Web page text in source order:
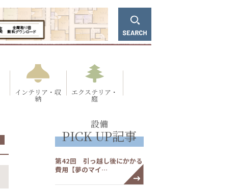
インテリア・収
納
エクステリア・
庭
設備
PICK UP記事
第42回 引っ越し後にかかる
費用【夢のマイ…